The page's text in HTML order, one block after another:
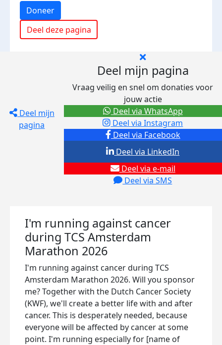
Doneer
Deel deze pagina
Deel mijn
pagina
Deel mijn pagina
Vraag veilig en snel om donaties voor
jouw actie
Deel via Facebook
Deel via Instagram
Deel via e-mail
Deel via SMS
Deel via LinkedIn
Deel via WhatsApp
I'm running against cancer
during TCS Amsterdam
Marathon 2026
I'm running against cancer during TCS
Amsterdam Marathon 2026. Will you sponsor
me? Together with the Dutch Cancer Society
(KWF), we'll create a better life with and after
cancer. This is desperately needed, because
everyone will be affected by cancer at some
point. I'm running especially for [name of